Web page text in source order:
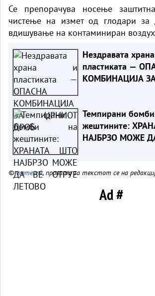
Се препорачува носење
чистење на измет од глодари за
вдишување на контаминиран
Нездравата
пластиката —
КОМБИНАЦИЈА
Темпирани
жештините:
НАЈБРЗО МОЖЕ
©vreme.mk, правата за текстот се на
Ad #